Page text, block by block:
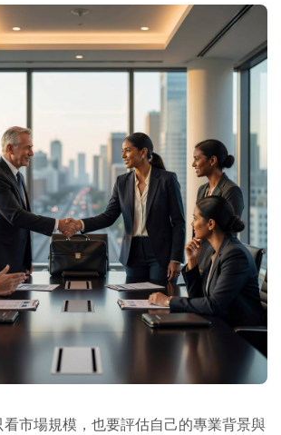
市場規模，也要評估自己的專業背景與